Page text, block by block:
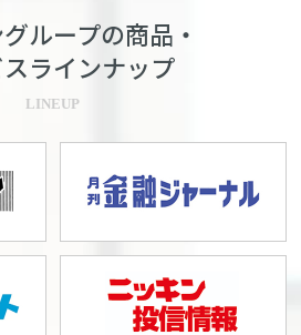
ループの商品・
ラインナップ
LINEUP